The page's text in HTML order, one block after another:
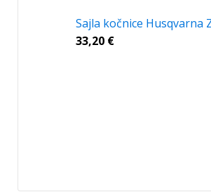
Sajla kočnice Husqvarna
33,20 €